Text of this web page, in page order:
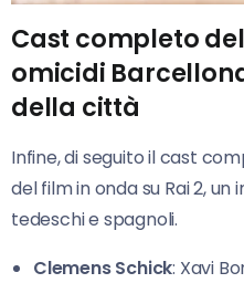
Cast completo
omicidi
della città
Infine, di seguito il cast
del film in onda su Rai 2,
tedeschi e spagnoli.
Clemens Schick: Xavi